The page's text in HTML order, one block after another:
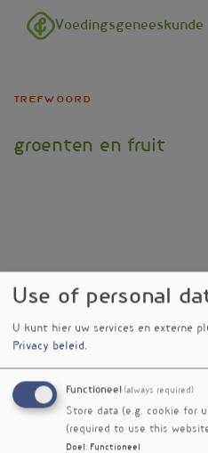
Overslaan en naar de inhoud
Voedingsgeneeskunde
trefwoord
groenten en fruit
in darm
veel fruit en
Meer
van regeneratieve
Gelukkig door
Use of personal
U kunt hier uw services en externe
Privacy beleid.
Functioneel (always required)
Store data (e.g. cookie for
(required to use this
Doel : Functioneel